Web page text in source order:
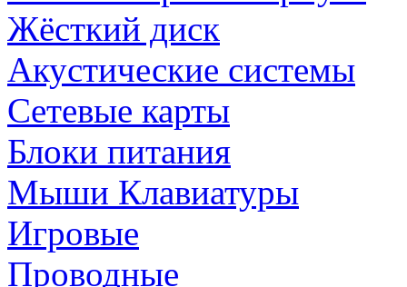
Жёсткий диск
Акустические системы
Сетевые карты
Блоки питания
Мыши Клавиатуры
Игровые
Проводные